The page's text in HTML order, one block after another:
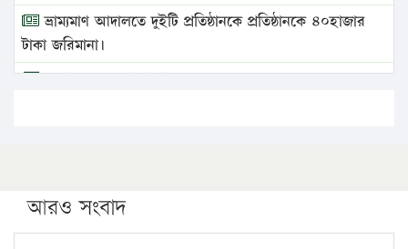
ভ্রাম্যমাণ আদালতে দুইটি প্রতিষ্ঠানকে প্রতিষ্ঠানকে ৪০হাজার
টাকা জরিমানা।
এবার লঞ্চের ভাড়া বাড়ল
পিএইচডি করছেন কুয়েটের কৃতি…
সারা দেশে বজ্রাঘাতে ১৪ জনের প্রাণহানি
আরও সংবাদ